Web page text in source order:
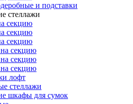
и подставки
стеллажи
секцию
секцию
секцию
на секцию
на секцию
секцию
лофт
стеллажи
шкафы для сумок